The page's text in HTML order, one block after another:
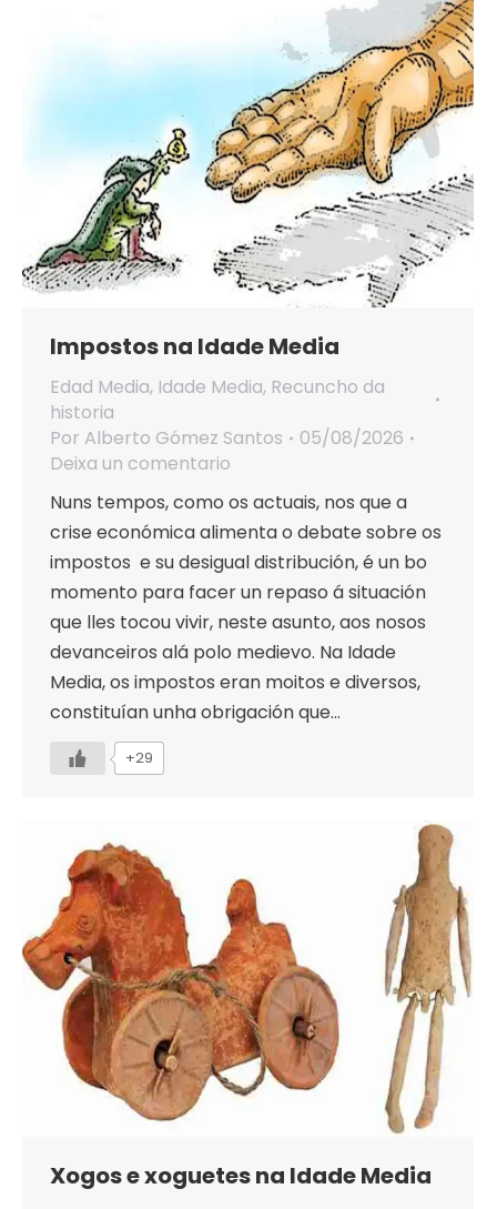
Impostos na Idade Media
Edad Media, Idade Media, Recuncho da
historia
Por Alberto Gómez Santos
05/08/2026
Deixa un comentario
Nuns tempos, como os actuais, nos que a
crise económica alimenta o debate sobre os
impostos e su desigual distribución, é un bo
momento para facer un repaso á situación
que lles tocou vivir, neste asunto, aos nosos
devanceiros alá polo medievo. Na Idade
Media, os impostos eran moitos e diversos,
constituían unha obrigación que…
+29
Xogos e xoguetes na Idade Media